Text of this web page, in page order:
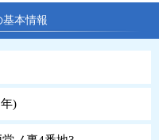
基本情報
年)